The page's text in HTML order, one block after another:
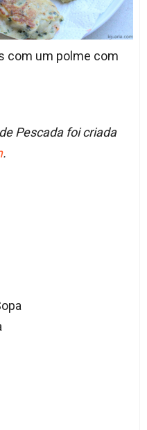
com um polme com
Pescada foi criada
.